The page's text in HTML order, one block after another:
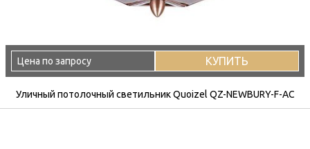
Цена по запросу КУПИТЬ
Уличный потолочный светильник Quoizel QZ-NEWBURY-F-AC